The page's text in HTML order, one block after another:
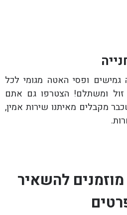
גמישים ופסי האטה מגומי לכל
זול ומשתלם! הצטרפו גם אתם
מקבלים מאיתנו שירות אמין,
להשאיר